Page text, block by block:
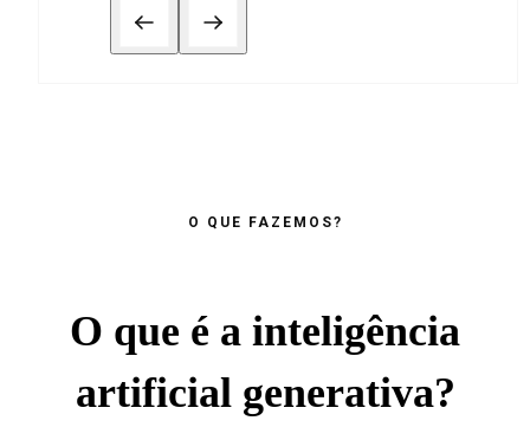
O QUE FAZEMOS?
O que é a inteligência
artificial generativa?